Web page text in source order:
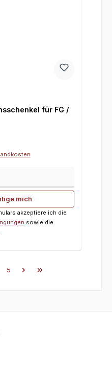
für FG /
mich
akzeptiere ich die
sowie die
Seite
5